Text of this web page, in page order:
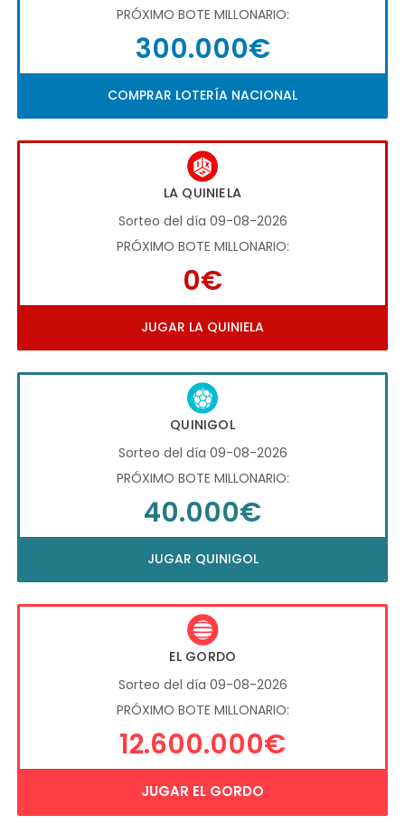
PRÓXIMO BOTE MILLONARIO:
300.000€
COMPRAR LOTERÍA NACIONAL
LA QUINIELA
Sorteo del día 09-08-2026
PRÓXIMO BOTE MILLONARIO:
0€
JUGAR LA QUINIELA
QUINIGOL
Sorteo del día 09-08-2026
PRÓXIMO BOTE MILLONARIO:
40.000€
JUGAR QUINIGOL
EL GORDO
Sorteo del día 09-08-2026
PRÓXIMO BOTE MILLONARIO:
12.600.000€
JUGAR EL GORDO